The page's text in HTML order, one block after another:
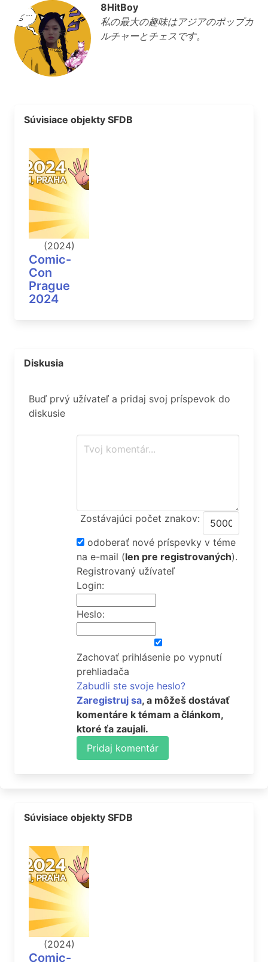
8HitBoy
私の最大の趣味はアジアのポップカ
ルチャーとチェスです。
Súvisiace objekty SFDB
(2024)
Comic-
Con
Prague
2024
Diskusia
Buď prvý užívateľ a pridaj svoj príspevok do
diskusie
Zostávajúci počet znakov:
odoberať nové príspevky v téme
na e-mail (len pre registrovaných).
Registrovaný užívateľ
Login:
Heslo:
Zachovať prihlásenie po vypnutí
prehliadača
Zabudli ste svoje heslo?
Zaregistruj sa, a môžeš dostávať
komentáre k témam a článkom,
ktoré ťa zaujali.
Pridaj komentár
Súvisiace objekty SFDB
(2024)
Comic-